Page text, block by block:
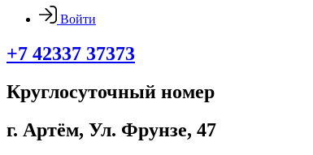
Войти
+7 42337 37373
Круглосуточный номер
г. Артём, ​Ул. Фрунзе, 47